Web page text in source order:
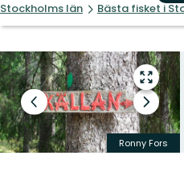
Stockholms län Bästa fisket i
Gå
till
Föregående
bild
Nästa
bildspel
Ronny Fors